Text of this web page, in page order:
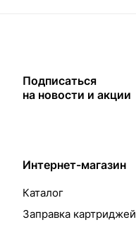
Подписаться
на новости и акции
Интернет-магазин
Каталог
Заправка картриджей